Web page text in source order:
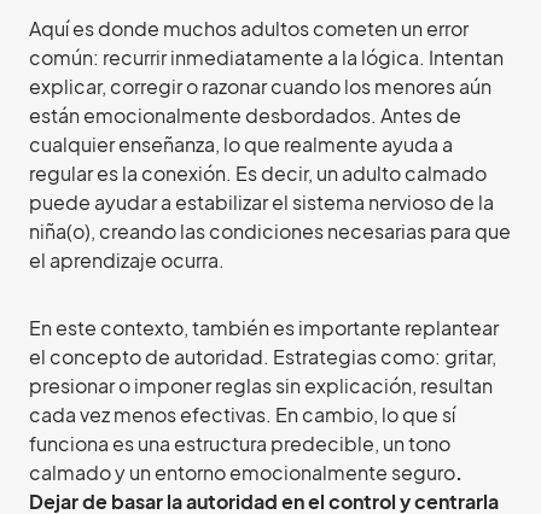
Aquí es donde muchos adultos cometen un error
común: recurrir inmediatamente a la lógica. Intentan
explicar, corregir o razonar cuando los menores aún
están emocionalmente desbordados. Antes de
cualquier enseñanza, lo que realmente ayuda a
regular es la conexión. Es decir, un adulto calmado
puede ayudar a estabilizar el sistema nervioso de la
niña(o), creando las condiciones necesarias para que
el aprendizaje ocurra.
En este contexto, también es importante replantear
el concepto de autoridad. Estrategias como: gritar,
presionar o imponer reglas sin explicación, resultan
cada vez menos efectivas. En cambio, lo que sí
funciona es una estructura predecible, un tono
calmado y un entorno emocionalmente seguro.
Dejar de basar la autoridad en el control y centrarla